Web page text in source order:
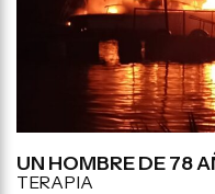
UN HOMBRE DE 78
TERAPIA